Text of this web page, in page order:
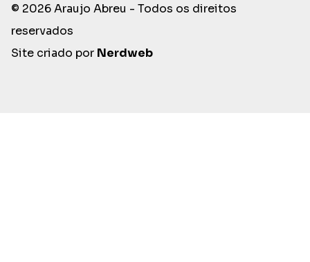
© 2026 Araujo Abreu - Todos os direitos
reservados
Site criado por Nerdweb